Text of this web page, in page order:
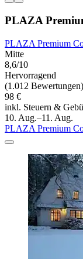
PLAZA
PLAZA Premium
Mitte
8,6/10
Hervorragend
(1.012 Bewertungen)
98 €
inkl. Steuern &
10. Aug.–11. Aug.
PLAZA Premium